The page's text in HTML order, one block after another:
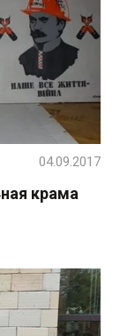
крама
04.09.2017